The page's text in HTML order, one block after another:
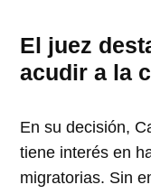
El juez
acudir a la
En su decisión,
tiene interés en
migratorias. Sin